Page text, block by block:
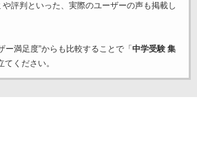
評判といった、実際のユーザーの声も掲載し
ー満足度”からも比較することで「 中学受験 集
てください。